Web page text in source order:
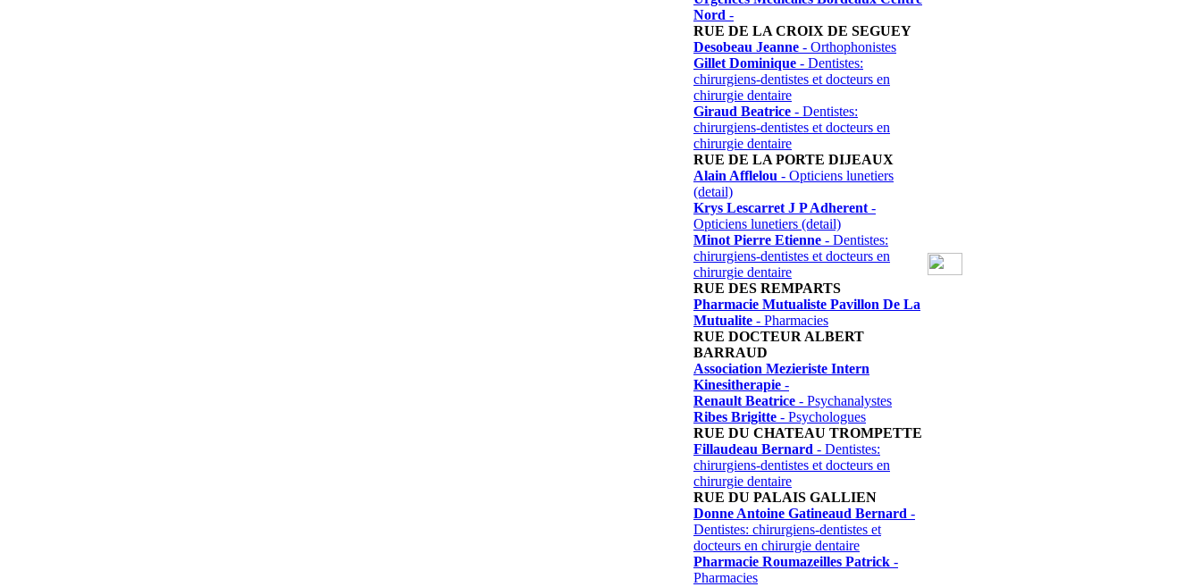
Nord -
RUE DE LA CROIX DE SEGUEY
Desobeau Jeanne - Orthophonistes
Gillet Dominique - Dentistes:
chirurgiens-dentistes et docteurs en
chirurgie dentaire
Giraud Beatrice - Dentistes:
chirurgiens-dentistes et docteurs en
chirurgie dentaire
RUE DE LA PORTE DIJEAUX
Alain Afflelou - Opticiens lunetiers
(detail)
Krys Lescarret J P Adherent -
Opticiens lunetiers (detail)
Minot Pierre Etienne - Dentistes:
chirurgiens-dentistes et docteurs en
chirurgie dentaire
RUE DES REMPARTS
Pharmacie Mutualiste Pavillon De La
Mutualite - Pharmacies
RUE DOCTEUR ALBERT
BARRAUD
Association Mezieriste Intern
Kinesitherapie -
Renault Beatrice - Psychanalystes
Ribes Brigitte - Psychologues
RUE DU CHATEAU TROMPETTE
Fillaudeau Bernard - Dentistes:
chirurgiens-dentistes et docteurs en
chirurgie dentaire
RUE DU PALAIS GALLIEN
Donne Antoine Gatineaud Bernard -
Dentistes: chirurgiens-dentistes et
docteurs en chirurgie dentaire
Pharmacie Roumazeilles Patrick -
Pharmacies